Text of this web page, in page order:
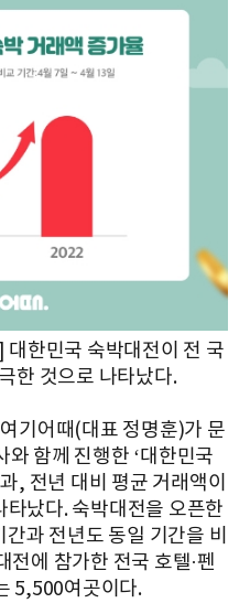
한민국 숙박대전이 전 국
한 것으로 나타났다.
기어때(대표 정명훈)가 문
함께 진행한 ‘대한민국
, 전년 대비 평균 거래액이
났다. 숙박대전을 오픈한
과 전년도 동일 기간을 비
전에 참가한 전국 호텔·펜
5,500여곳이다.